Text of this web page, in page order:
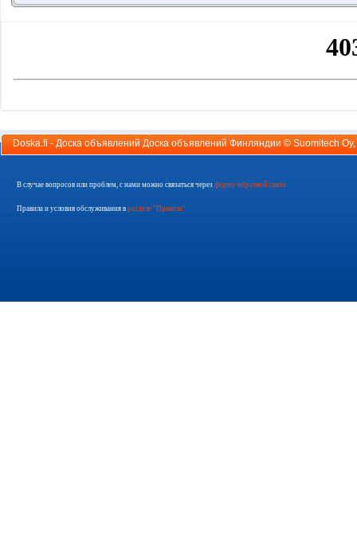
Doska.fi - Доска объявлений Доска объявлений Финляндии © Suomitech Oy
В случае вопросов или проблем, с нами можно связаться через форму обратной связи
Правила и условия обслуживания в разделе "Правила"